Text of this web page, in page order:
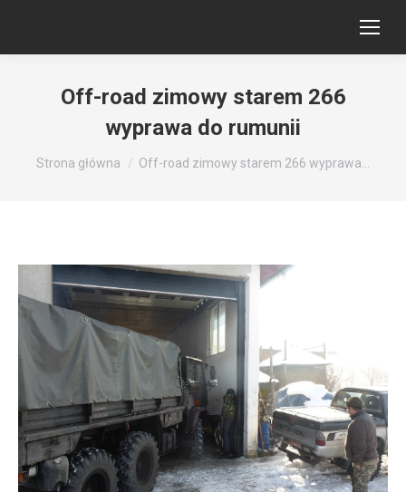
Off-road zimowy starem 266
wyprawa do rumunii
Jesteś tutaj:
Strona główna Off-road zimowy starem 266 wyprawa…